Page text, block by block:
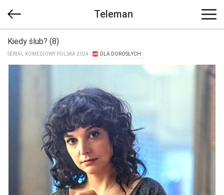
Teleman
Kiedy ślub? (8)
SERIAL KOMEDIOWY POLSKA 2024 DLA DOROSŁYCH